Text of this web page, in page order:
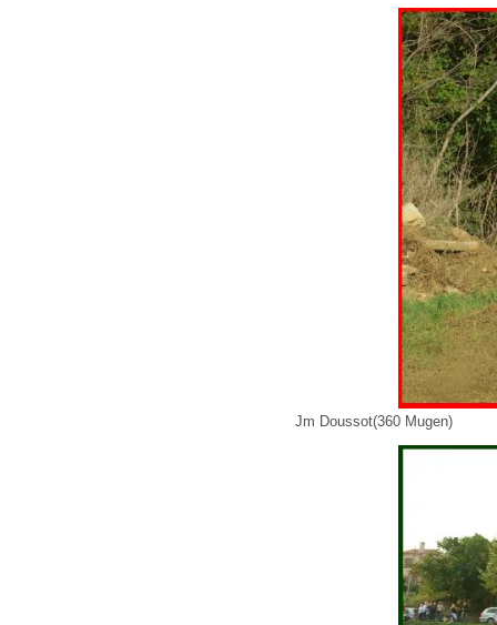
Jm Doussot(360 Mugen)